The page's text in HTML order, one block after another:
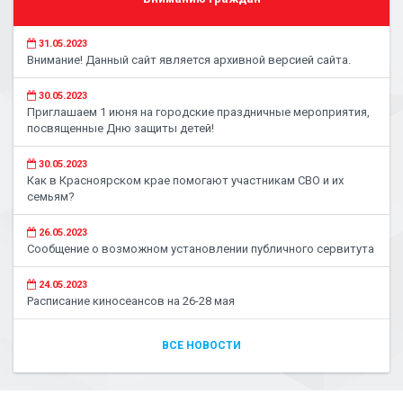
31.05.2023
Внимание! Данный сайт является архивной версией сайта.
30.05.2023
Приглашаем 1 июня на городские праздничные мероприятия,
посвященные Дню защиты детей!
30.05.2023
Как в Красноярском крае помогают участникам СВО и их
семьям?
26.05.2023
Сообщение о возможном установлении публичного сервитута
24.05.2023
Расписание киносеансов на 26-28 мая
ВСЕ НОВОСТИ